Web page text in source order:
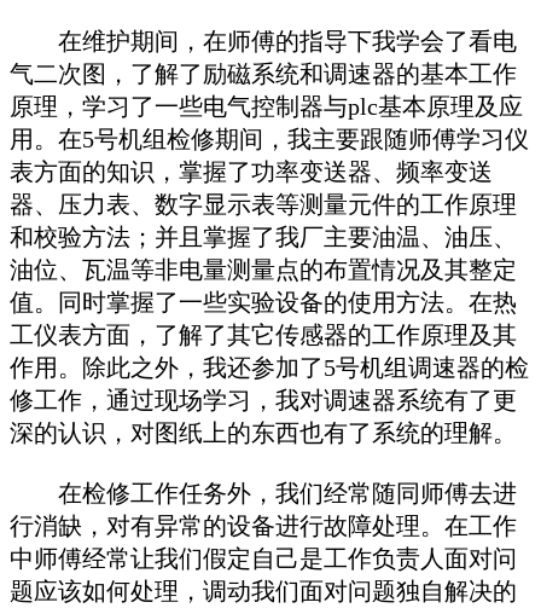
在维护期间，在师傅的指导下我学会了看电
气二次图，了解了励磁系统和调速器的基本工作
原理，学习了一些电气控制器与plc基本原理及应
用。在5号机组检修期间，我主要跟随师傅学习仪
表方面的知识，掌握了功率变送器、频率变送
器、压力表、数字显示表等测量元件的工作原理
和校验方法；并且掌握了我厂主要油温、油压、
油位、瓦温等非电量测量点的布置情况及其整定
值。同时掌握了一些实验设备的使用方法。在热
工仪表方面，了解了其它传感器的工作原理及其
作用。除此之外，我还参加了5号机组调速器的检
修工作，通过现场学习，我对调速器系统有了更
深的认识，对图纸上的东西也有了系统的理解。
在检修工作任务外，我们经常随同师傅去进
行消缺，对有异常的设备进行故障处理。在工作
中师傅经常让我们假定自己是工作负责人面对问
题应该如何处理，调动我们面对问题独自解决的